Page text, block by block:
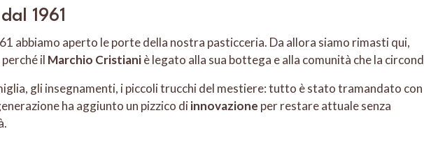
1961
abbiamo aperto le porte della nostra pasticceria. Da allora siamo rimasti qui,
il Marchio Cristianiè legato alla sua bottega e alla comunità che la
gli insegnamenti, i piccoli trucchi del mestiere: tutto è stato tramandato con
ha aggiunto un pizzico diinnovazione per restare attuale senza